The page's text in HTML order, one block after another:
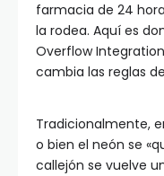
farmacia de 24
la rodea. Aquí es
Overflow
cambia las reglas
Tradicionalmente,
o bien el neón se
callejón se vuelve